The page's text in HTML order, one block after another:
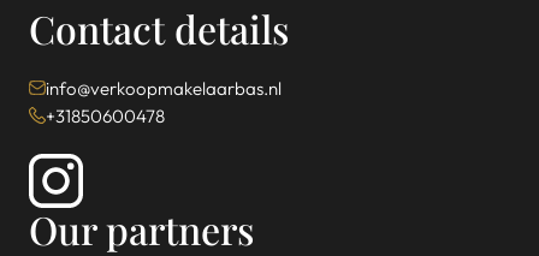
Contact details
info@verkoopmakelaarbas.nl
+31850600478
Our partners